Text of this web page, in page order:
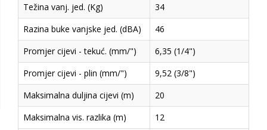
Težina vanj. jed. (Kg)
34
Razina buke vanjske jed. (dBA)
46
Promjer cijevi - tekuć. (mm/")
6,35 (1/4")
Promjer cijevi - plin (mm/")
9,52 (3/8")
Maksimalna duljina cijevi (m)
20
Maksimalna vis. razlika (m)
12